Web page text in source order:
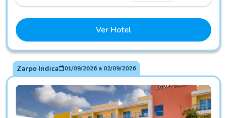
Ver Hotel
Zarpo Indica 01/09/2026a 02/09/2026